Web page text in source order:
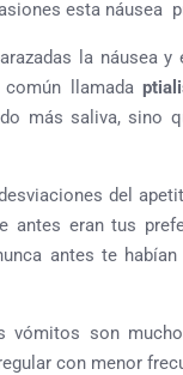
esta náusea
la náusea
llamada
más saliva, sino
del
antes eran tus
antes te
vómitos son
con menor